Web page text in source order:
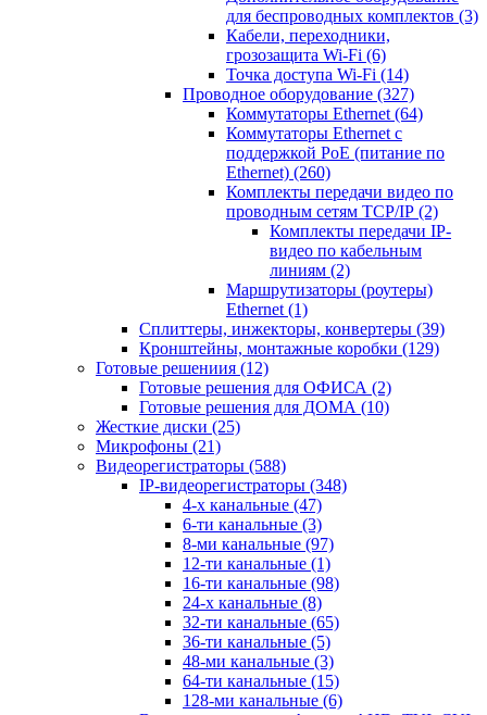
для беспроводных комплектов (3)
Кабели, переходники,
грозозащита Wi-Fi (6)
Точка доступа Wi-Fi (14)
Проводное оборудование (327)
Коммутаторы Ethernet (64)
Коммутаторы Ethernet с
поддержкой PoE (питание по
Ethernet) (260)
Комплекты передачи видео по
проводным сетям TCP/IP (2)
Комплекты передачи IP-
видео по кабельным
линиям (2)
Маршрутизаторы (роутеры)
Ethernet (1)
Сплиттеры, инжекторы, конвертеры (39)
Кронштейны, монтажные коробки (129)
Готовые решениия (12)
Готовые решения для ОФИСА (2)
Готовые решения для ДОМА (10)
Жесткие диски (25)
Микрофоны (21)
Видеорегистраторы (588)
IP-видеорегистраторы (348)
4-х канальные (47)
6-ти канальные (3)
8-ми канальные (97)
12-ти канальные (1)
16-ти канальные (98)
24-х канальные (8)
32-ти канальные (65)
36-ти канальные (5)
48-ми канальные (3)
64-ти канальные (15)
128-ми канальные (6)